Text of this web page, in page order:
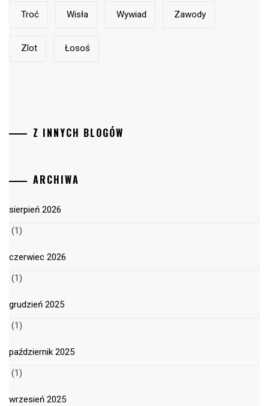
Troć Wisła Wywiad Zawody
Zlot Łosoś
Z INNYCH BLOGÓW
ARCHIWA
sierpień 2026
(1)
czerwiec 2026
(1)
grudzień 2025
(1)
październik 2025
(1)
wrzesień 2025